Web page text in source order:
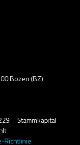
Bozen (BZ)
– Stammkapital
Richtlinie